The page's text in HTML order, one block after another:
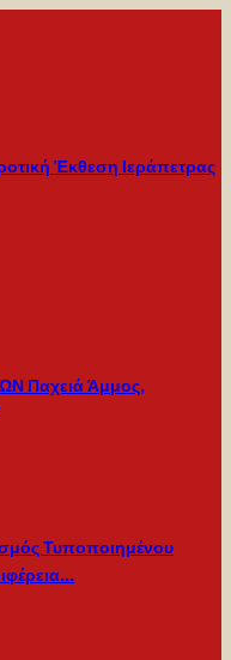
Έκθεση Ιεράπετρας
Παχειά Άμμος,
Τυποποιημένου